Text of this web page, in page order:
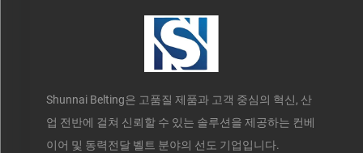
Shunnai Belting은 고품질 제품과 고객 중심의 혁신, 산
업 전반에 걸쳐 신뢰할 수 있는 솔루션을 제공하는 컨베
이어 및 동력전달 벨트 분야의 선도 기업입니다.